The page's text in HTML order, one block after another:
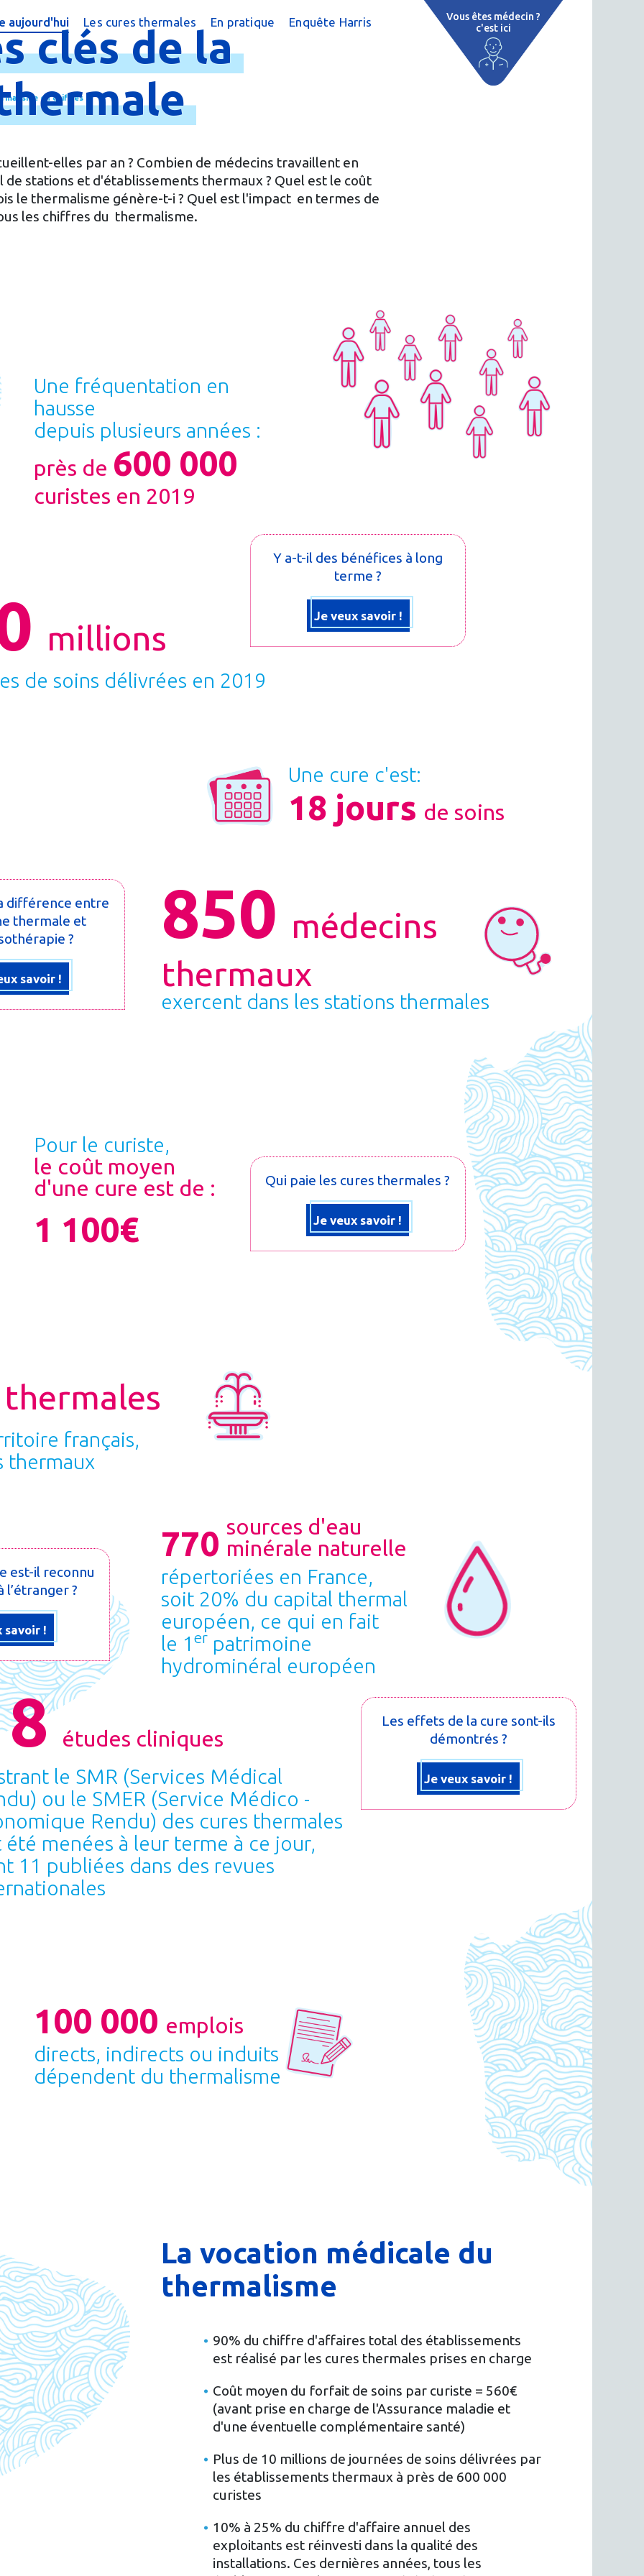
aujourd'hui
thermale ?
chiffres
magazine
Les cures thermales
Cures conventionnées
Cures thermales pour les enfants
Cures post cancer
En pratique
Trouver une cure
Le Remboursement
Créer un dossier personnalisé
Enquête Harris
Vous êtes médecin ?
c'est ici
en chiffres
clésdela
elles par an ? Combien de médecins travaillent en
de stations et d'établissements thermaux ? Quel est le coût
le thermalisme génère-t-i ? Quel est l'impact en termes de
les chiffres du thermalisme.
Une fréquentation en
hausse
depuis plusieurs années :
près de 600 000
curistes en 2019
millions
de soins délivrées en 2019
Y a-t-il des bénéfices à long
terme ?
Je veux savoir !
Une cure c'est:
18 jours de soins
850 médecins
thermaux
exercent dans les stations thermales
différence entre
thermale et
?
savoir !
Pour le curiste,
le coût moyen
d'une cure est de :
1 100€
Qui paie les cures thermales ?
Je veux savoir !
français,
thermaux
770 sources d'eau
minérale naturelle
répertoriées en France,
soit 20% du capital thermal
européen, ce qui en fait
le 1er patrimoine
hydrominéral européen
est-il reconnu
l’étranger ?
savoir !
études cliniques
le SMR (Services Médical
ou le SMER (Service Médico -
Rendu) des cures thermales
menées à leur terme à ce jour,
11 publiées dans des revues
Les effets de la cure sont-ils
démontrés ?
Je veux savoir !
100 000 emplois
directs, indirects ou induits
dépendent du thermalisme
La vocation médicale du
thermalisme
90% du chiffre d'affaires total des établissements
est réalisé par les cures thermales prises en charge
Coût moyen du forfait de soins par curiste = 560€
(avant prise en charge de l'Assurance maladie et
d'une éventuelle complémentaire santé)
Plus de 10 millions de journées de soins délivrées par
les établissements thermaux à près de 600 000
curistes
10% à 25% du chiffre d'affaire annuel des
exploitants est réinvesti dans la qualité des
installations. Ces dernières années, tous les